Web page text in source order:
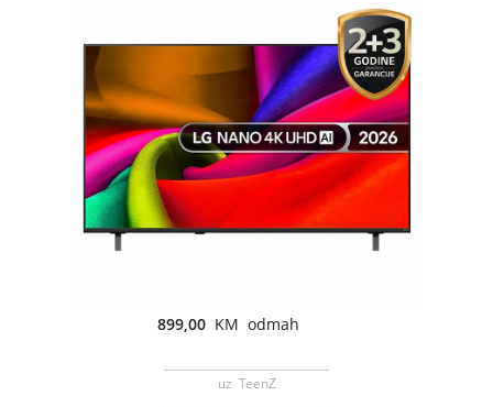
899,00 KM odmah
uz TeenZ